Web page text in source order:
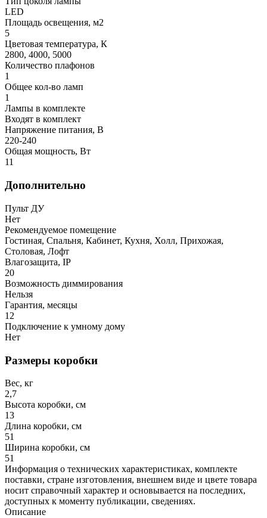
LED
Площадь освещения, м2
5
Цветовая температура, К
2800, 4000, 5000
Количество плафонов
1
Общее кол-во ламп
1
Лампы в комплекте
Входят в комплект
Напряжение питания, В
220-240
Общая мощность, Вт
11
Дополнительно
Пульт ДУ
Нет
Рекомендуемое помещение
Гостиная, Спальня, Кабинет, Кухня, Холл, Прихожая,
Столовая, Лофт
Влагозащита, IP
20
Возможность диммирования
Нельзя
Гарантия, месяцы
12
Подключение к умному дому
Нет
Размеры коробки
Вес, кг
2,7
Высота коробки, см
13
Длина коробки, см
51
Ширина коробки, см
51
Информация о технических характеристиках, комплекте
поставки, стране изготовления, внешнем виде и цвете товара
носит справочный характер и основывается на последних,
доступных к моменту публикации, сведениях.
Описание